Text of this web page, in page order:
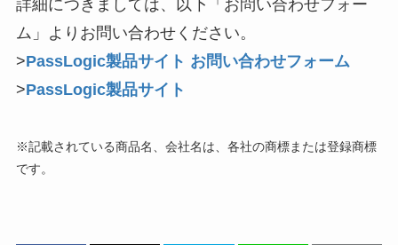
詳細につきましては、以下「お問い合わせフォー
ム」よりお問い合わせください。
>PassLogic製品サイト お問い合わせフォーム
>PassLogic製品サイト
※記載されている商品名、会社名は、各社の商標または登録商標
です。